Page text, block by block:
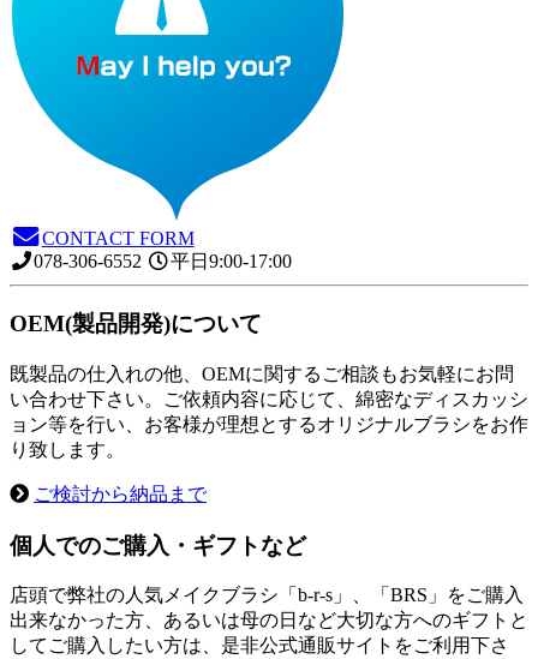
CONTACT FORM
078-306-6552
平日9:00-17:00
OEM(製品開発)について
既製品の仕入れの他、OEMに関するご相談もお気軽にお問
い合わせ下さい。ご依頼内容に応じて、綿密なディスカッシ
ョン等を行い、お客様が理想とするオリジナルブラシをお作
り致します。
ご検討から納品まで
個人でのご購入・ギフトなど
店頭で弊社の人気メイクブラシ「b-r-s」、「BRS」をご購入
出来なかった方、あるいは母の日など大切な方へのギフトと
してご購入したい方は、是非公式通販サイトをご利用下さ